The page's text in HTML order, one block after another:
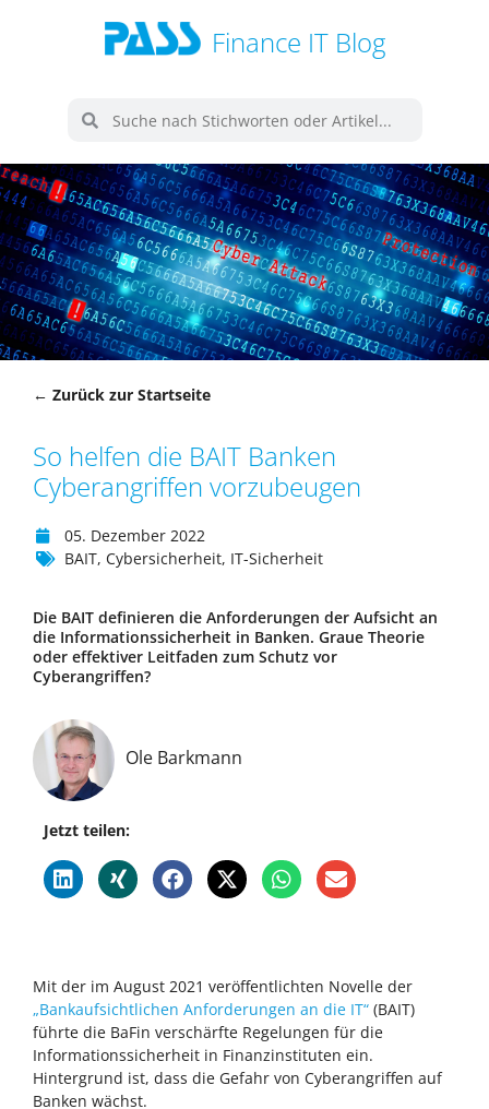
Finance IT Blog
← Zurück zur Startseite
So helfen die BAIT Banken
Cyberangriffen vorzubeugen
05. Dezember 2022
BAIT, Cybersicherheit, IT-Sicherheit
Die BAIT definieren die Anforderungen der Aufsicht an
die Informationssicherheit in Banken. Graue Theorie
oder effektiver Leitfaden zum Schutz vor
Cyberangriffen?
Ole Barkmann
Jetzt teilen:
Mit der im August 2021 veröffentlichten Novelle der
„Bankaufsichtlichen Anforderungen an die IT“ (BAIT)
führte die BaFin verschärfte Regelungen für die
Informationssicherheit in Finanzinstituten ein.
Hintergrund ist, dass die Gefahr von Cyberangriffen auf
Banken wächst.